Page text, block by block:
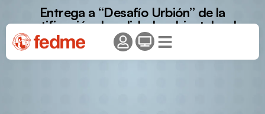
Entrega a “Desafío Urbión” de la
certificación de calidad ambiental en la
organización de carreras por montaña
“Green CXM Trail FEDME”